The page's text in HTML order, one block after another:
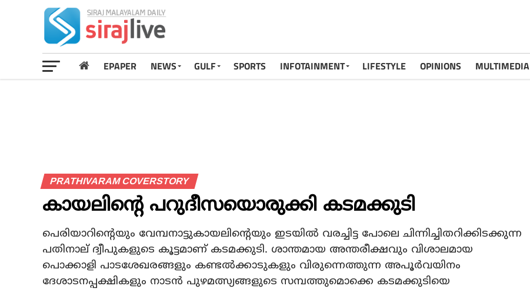
EPAPER NEWS GULF SPORTS INFOTAINMENT LIFESTYLE OPINIONS MULTIMEDIA
PRATHIVARAM COVERSTORY
കായലിന്റെ പറുദീസയൊരുക്കി കടമക്കുടി
പെരിയാറിന്റെയും വേമ്പനാട്ടുകായലിന്റെയും ഇടയില്‍ വരച്ചിട്ട പോലെ ചിന്നിച്ചിതറിക്കിടക്കുന്ന
പതിനാല് ദ്വീപുകളുടെ കൂട്ടമാണ് കടമക്കുടി. ശാന്തമായ അന്തരീക്ഷവും വിശാലമായ
പൊക്കാളി പാടശേഖരങ്ങളും കണ്ടല്‍ക്കാടുകളും വിരുന്നെത്തുന്ന അപൂര്‍വയിനം
ദേശാടനപ്പക്ഷികളും നാടന്‍ പുഴമത്സ്യങ്ങളുടെ സമ്പത്തുമൊക്കെ കടമക്കുടിയെ